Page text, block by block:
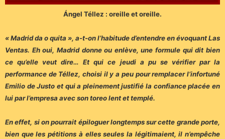
Ángel Téllez : oreille et oreille.
« Madrid da o quita », a-t-on l’habitude d’entendre en évoquant Las
Ventas. Eh oui, Madrid donne ou enlève, une formule qui dit bien
ce qu’elle veut dire… Et qui ce jeudi a pu se vérifier par la
performance de Téllez, choisi il y a peu pour remplacer l’infortuné
Emilio de Justo et qui a pleinement justifié la confiance placée en
lui par l’empresa avec son toreo lent et templé.
En effet, si on pourrait épiloguer longtemps sur cette grande porte,
bien que les pétitions à elles seules la légitimaient, il n’empêche